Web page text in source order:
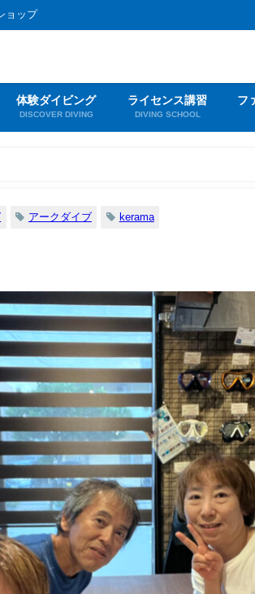
ョップ
体験ダイビング
DISCOVER DIVING
ライセンス講習
DIVING SCHOOL
フ
アークダイブ kerama